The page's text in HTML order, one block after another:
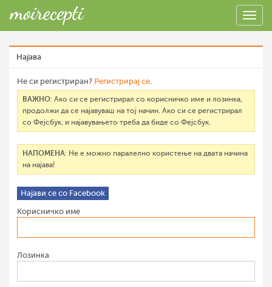
Најава
Не си регистриран? Регистрирај се.
ВАЖНО: Ако си се регистрирал со корисничко име и лозинка,
продолжи да се најавуваш на тој начин. Ако си се регистрирал
со Фејсбук, и најавувањето треба да биде со Фејсбук.
НАПОМЕНА: Не е можно паралелно користење на двата начина
на најава!
Најави се со Facebook
Корисничко име
Лозинка